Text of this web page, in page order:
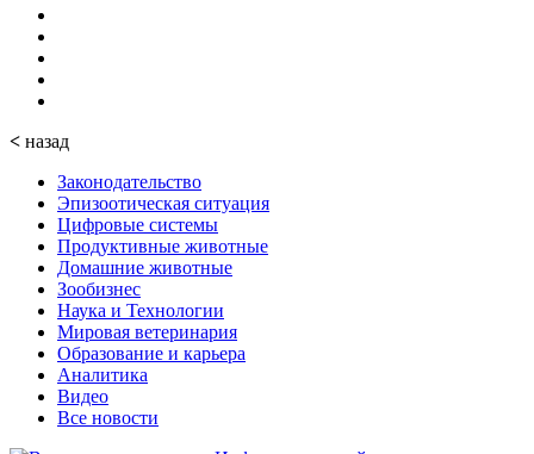
< назад
Законодательство
Эпизоотическая ситуация
Цифровые системы
Продуктивные животные
Домашние животные
Зообизнес
Наука и Технологии
Мировая ветеринария
Образование и карьера
Аналитика
Видео
Все новости